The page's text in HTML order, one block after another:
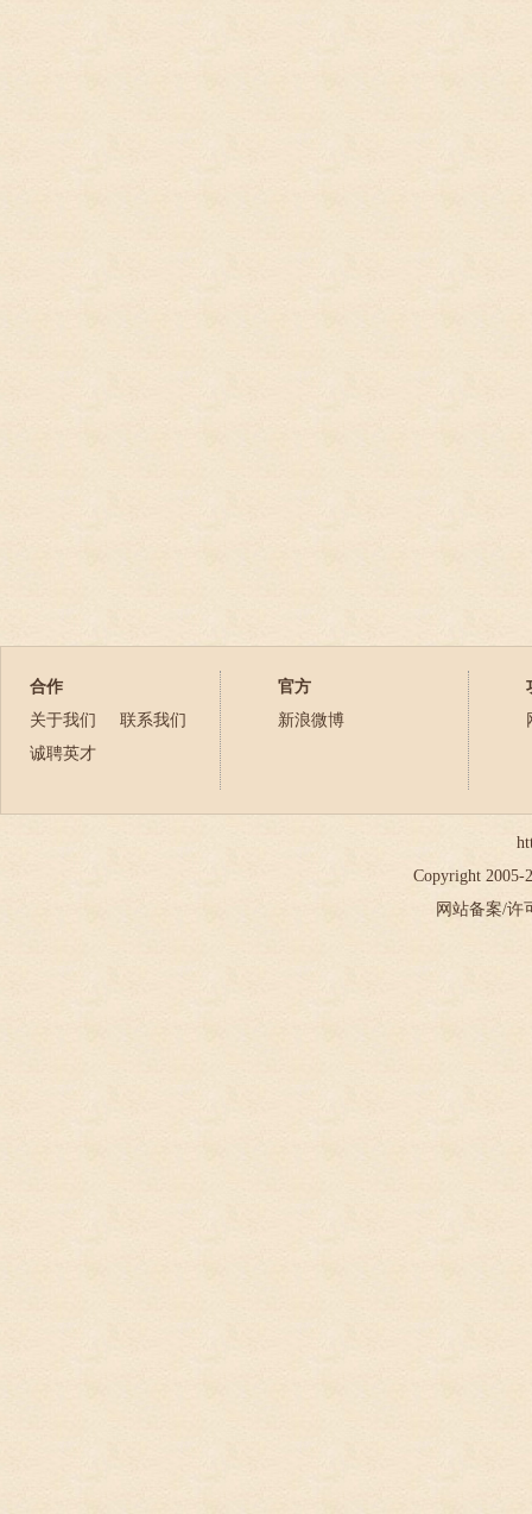
合作
关于我们
联系我们
诚聘英才
官方
新浪微博
Copyright 2005-
网站备案/许